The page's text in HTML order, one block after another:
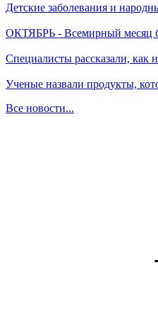
Детские заболевания и
ОКТЯБРЬ - Всемирный месяц
Специалисты рассказали, как
Ученые назвали продукты,
Все новости...